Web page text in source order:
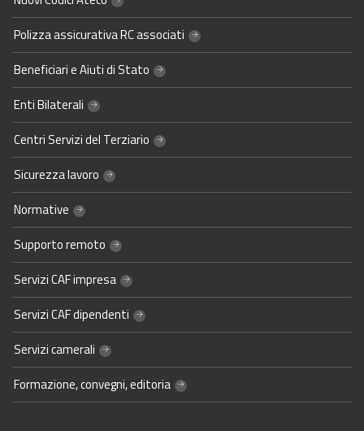
Polizza assicurativa RC associati
Beneficiari e Aiuti di Stato
Enti Bilaterali
Centri Servizi del Terziario
Sicurezza lavoro
Normative
Supporto remoto
Servizi CAF impresa
Servizi CAF dipendenti
Servizi camerali
Formazione, convegni, editoria